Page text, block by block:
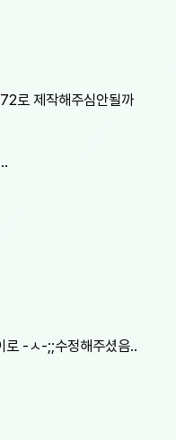
로 제작해주심안될까
로 -ㅅ-;;수정해주셨음..